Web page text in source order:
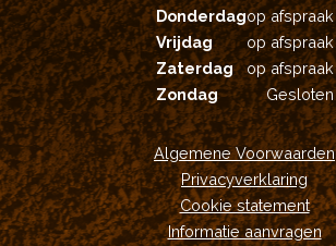
Donderdagop afspraak
Vrijdag
op afspraak
Zaterdag
op afspraak
Zondag
Gesloten
Algemene Voorwaarden
Privacyverklaring
Cookie statement
Informatie aanvragen